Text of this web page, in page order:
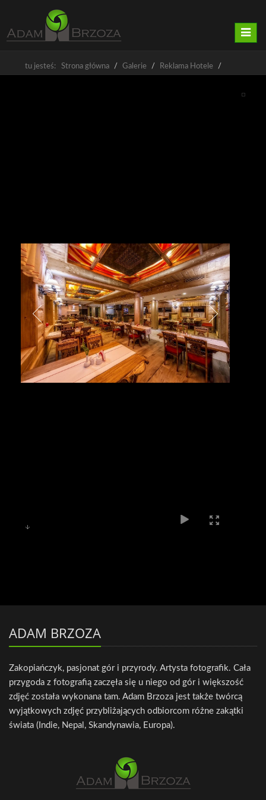
tu jesteś: Strona główna Galerie Reklama Hotele
ADAM BRZOZA
Zakopiańczyk, pasjonat gór i przyrody. Artysta fotografik. Cała
przygoda z fotografią zaczęła się u niego od gór i większość
zdjęć została wykonana tam. Adam Brzoza jest także twórcą
wyjątkowych zdjęć przybliżających odbiorcom różne zakątki
świata (Indie, Nepal, Skandynawia, Europa).